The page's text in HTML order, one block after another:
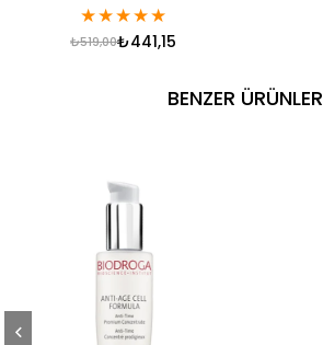
★★★★★
₺441,15
₺519,00
BENZER ÜRÜNLER